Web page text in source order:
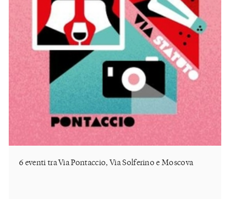
6 eventi tra Via Pontaccio, Via Solferino e Moscova